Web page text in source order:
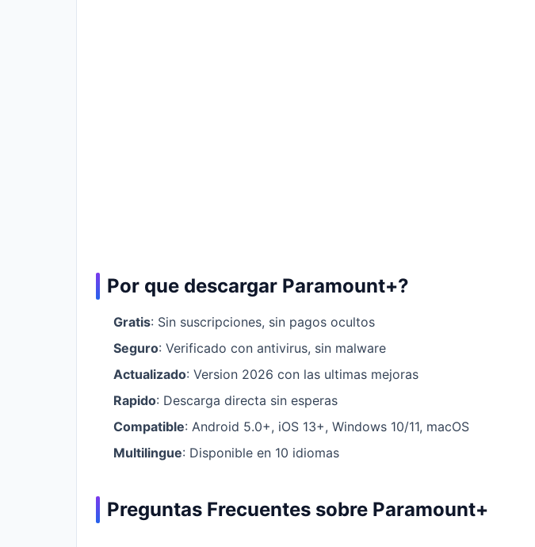
Por que descargar Paramount+?
Gratis: Sin suscripciones, sin pagos ocultos
Seguro: Verificado con antivirus, sin malware
Actualizado: Version 2026 con las ultimas mejoras
Rapido: Descarga directa sin esperas
Compatible: Android 5.0+, iOS 13+, Windows 10/11, macOS
Multilingue: Disponible en 10 idiomas
Preguntas Frecuentes sobre Paramount+